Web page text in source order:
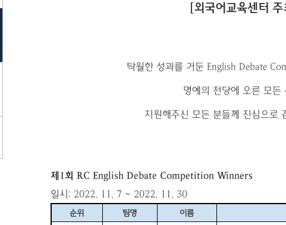
[외국어교육센터 주
탁월한 성과를 거둔 English Debate
명예의 전당에 오른 모든
지원해주신 모든 분들께 진심으로
제 1회 RC English Debate Competition Winners
일시 : 2022. 11. 7 ~ 2022. 11. 30
순위 팀명 이름